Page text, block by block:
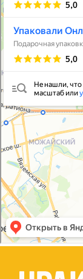
Согласие на
Политика
© 2021-2025,